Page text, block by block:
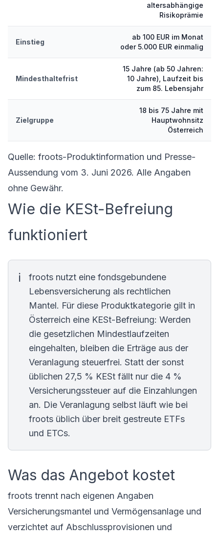
altersabhängige
Risikoprämie
Einstieg
ab 100 EUR im Monat
oder 5.000 EUR einmalig
Mindesthaltefrist
15 Jahre (ab 50 Jahren:
10 Jahre), Laufzeit bis
zum 85. Lebensjahr
Zielgruppe
18 bis 75 Jahre mit
Hauptwohnsitz
Österreich
Quelle: froots-Produktinformation und Presse-
Aussendung vom 3. Juni 2026. Alle Angaben
ohne Gewähr.
Wie die KESt-Befreiung
funktioniert
froots nutzt eine fondsgebundene
Lebensversicherung als rechtlichen
Mantel. Für diese Produktkategorie gilt in
Österreich eine KESt-Befreiung: Werden
die gesetzlichen Mindestlaufzeiten
eingehalten, bleiben die Erträge aus der
Veranlagung steuerfrei. Statt der sonst
üblichen 27,5 % KESt fällt nur die 4 %
Versicherungssteuer auf die Einzahlungen
an. Die Veranlagung selbst läuft wie bei
froots üblich über breit gestreute ETFs
und ETCs.
Was das Angebot kostet
froots trennt nach eigenen Angaben
Versicherungsmantel und Vermögensanlage und
verzichtet auf Abschlussprovisionen und